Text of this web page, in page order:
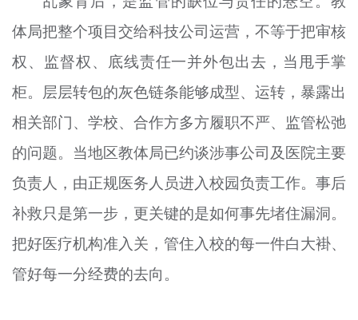
体局把整个项目交给科技公司运营，不等于把审核
权、监督权、底线责任一并外包出去，当甩手掌
柜。层层转包的灰色链条能够成型、运转，暴露出
相关部门、学校、合作方多方履职不严、监管松弛
的问题。当地区教体局已约谈涉事公司及医院主要
负责人，由正规医务人员进入校园负责工作。事后
补救只是第一步，更关键的是如何事先堵住漏洞。
把好医疗机构准入关，管住入校的每一件白大褂、
管好每一分经费的去向。